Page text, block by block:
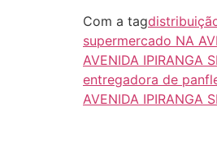
Com a tag
supermercado NA
AVENIDA IPIRANGA
entregadora de
AVENIDA IPIRANGA